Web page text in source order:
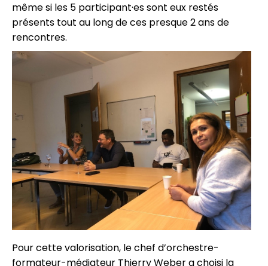
même si les 5 participant·es sont eux restés
présents tout au long de ces presque 2 ans de
rencontres.
Pour cette valorisation, le chef d’orchestre-
formateur-médiateur Thierry Weber a choisi la